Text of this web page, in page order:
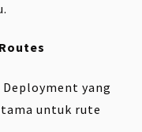
yang
untuk rute